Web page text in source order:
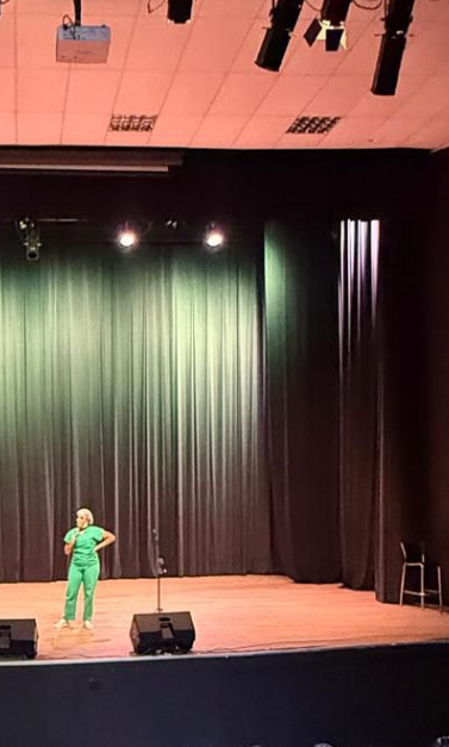
Desenvolvimento Social
Desenvolvimento Sustentável e Assuntos Climáticos
Urbana
Urbano e Gestão Estratégica
e Inovação